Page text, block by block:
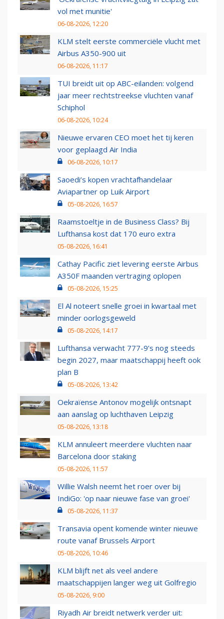
vol met munitie'
06-08-2026, 12:20
KLM stelt eerste commerciële vlucht met
Airbus A350-900 uit
06-08-2026, 11:17
TUI breidt uit op ABC-eilanden: volgend
jaar meer rechtstreekse vluchten vanaf
Schiphol
06-08-2026, 10:24
Nieuwe ervaren CEO moet het tij keren
voor geplaagd Air India
06-08-2026, 10:17
Saoedi’s kopen vrachtafhandelaar
Aviapartner op Luik Airport
05-08-2026, 16:57
Raamstoeltje in de Business Class? Bij
Lufthansa kost dat 170 euro extra
05-08-2026, 16:41
Cathay Pacific ziet levering eerste Airbus
A350F maanden vertraging oplopen
05-08-2026, 15:25
El Al noteert snelle groei in kwartaal met
minder oorlogsgeweld
05-08-2026, 14:17
Lufthansa verwacht 777-9’s nog steeds
begin 2027, maar maatschappij heeft ook
plan B
05-08-2026, 13:42
Oekraïense Antonov mogelijk ontsnapt
aan aanslag op luchthaven Leipzig
05-08-2026, 13:18
KLM annuleert meerdere vluchten naar
Barcelona door staking
05-08-2026, 11:57
Willie Walsh neemt het roer over bij
IndiGo: 'op naar nieuwe fase van groei'
05-08-2026, 11:37
Transavia opent komende winter nieuwe
route vanaf Brussels Airport
05-08-2026, 10:46
KLM blijft net als veel andere
maatschappijen langer weg uit Golfregio
05-08-2026, 9:00
Riyadh Air breidt netwerk verder uit: